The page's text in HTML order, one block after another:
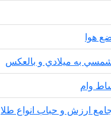
هوا
شمسي به ميلادي و بالعكس
وام
ارزش و حباب انواع طلا